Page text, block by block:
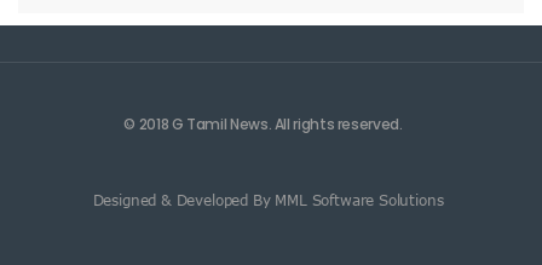
© 2018 G Tamil News. All rights reserved.
Designed & Developed By MML Software Solutions